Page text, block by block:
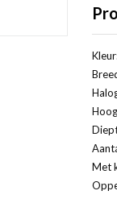
Met